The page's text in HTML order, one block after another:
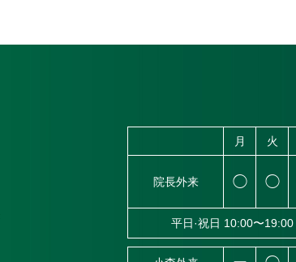
月 火
院長外来 ◯ ◯
平日·祝日 10:00〜19:00